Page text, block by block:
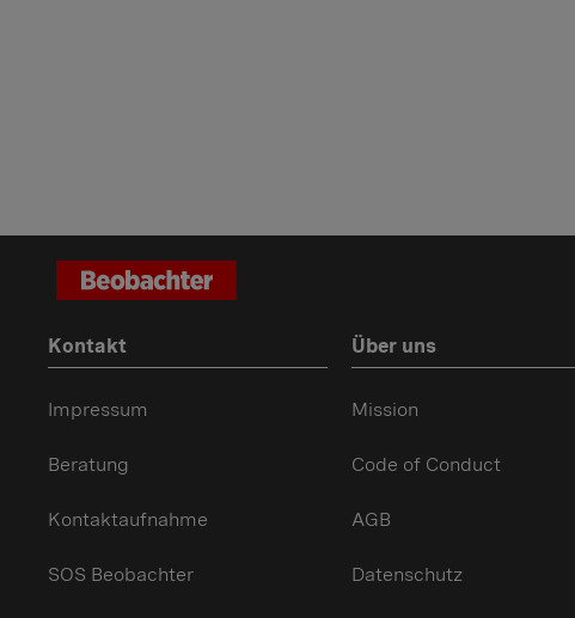
Kontakt
Impressum
Beratung
Kontaktaufnahme
SOS Beobachter
Über uns
Mission
Code of Conduct
AGB
Datenschutz